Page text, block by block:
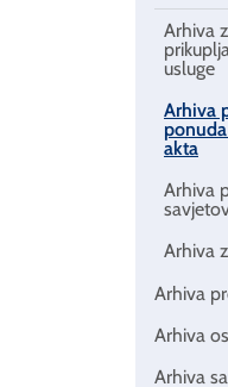
Arhiva
usluge
Arhiva
akta
Arhiva
Arhiva
Arhiva
Arhiva
Arhiva